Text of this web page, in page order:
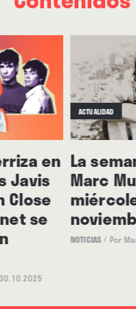
en
Javis
Close
se
ACTUALIDAD
La
Marc
NOTICIAS / Por